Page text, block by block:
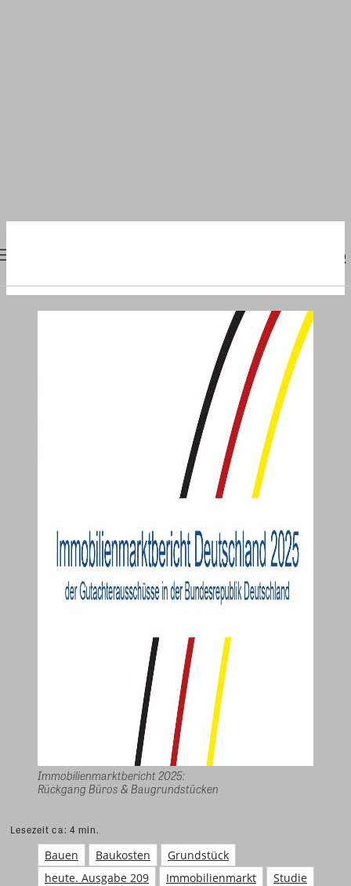
Immobilienmarktbericht 2025:
Rückgang Büros & Baugrundstücken
Lesezeit ca: 4 min.
Bauen Baukosten
Grundstück
heute. Ausgabe 209
Immobilienmarkt Studie